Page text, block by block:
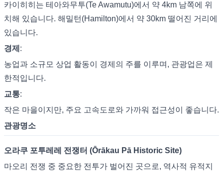
카이히히는 테아와무투(Te Awamutu)에서 약 4km 남쪽에 위
치해 있습니다. 해밀턴(Hamilton)에서 약 30km 떨어진 거리에
있습니다.
경제 :
농업과 소규모 상업 활동이 경제의 주를 이루며, 관광업은 제
한적입니다.
교통:
작은 마을이지만, 주요 고속도로와 가까워 접근성이 좋습니다.
관광명소
오라쿠 포투레레 전쟁터 (Ōrākau Pā Historic Site)
마오리 전쟁 중 중요한 전투가 벌어진 곳으로, 역사적 유적지